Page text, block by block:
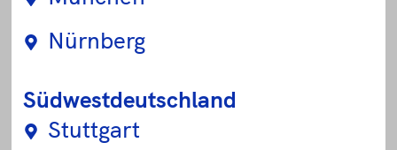
Nürnberg
Südwestdeutschland
Stuttgart